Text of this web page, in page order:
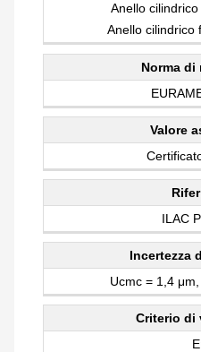
Anello
Anello cilindrico
Norma di
Valore
ILAC
Incertezza
Ucmc = 1,4
Criterio di